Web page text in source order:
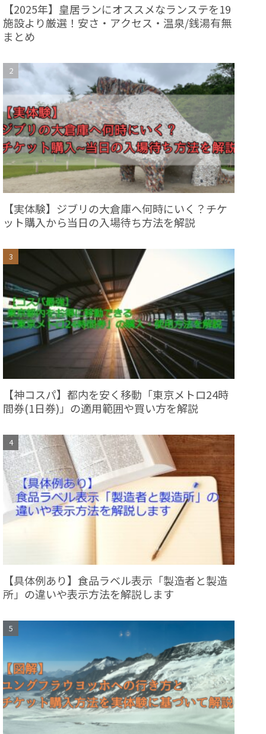
【2025年】皇居ランにオススメなランステを19
施設より厳選！安さ・アクセス・温泉/銭湯有無
まとめ
【実体験】ジブリの大倉庫へ何時にいく？チケ
ット購入から当日の入場待ち方法を解説
【神コスパ】都内を安く移動「東京メトロ24時
間券(1日券)」の適用範囲や買い方を解説
【具体例あり】食品ラベル表示「製造者と製造
所」の違いや表示方法を解説します